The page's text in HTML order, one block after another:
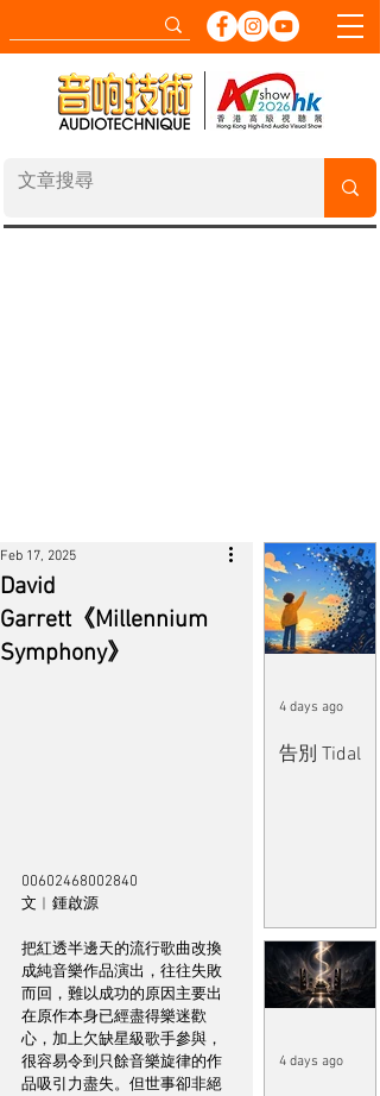
David
Garrett《Millennium
Symphony》
Feb 17, 2025
00602468002840
文︱鍾啟源
把紅透半邊天的流行歌曲改換
成純音樂作品演出，往往失敗
而回，難以成功的原因主要出
在原作本身已經盡得樂迷歡
心，加上欠缺星級歌手參與，
很容易令到只餘音樂旋律的作
品吸引力盡失。但世事卻非絕
告別 Tidal
4 days ago
4 days ago